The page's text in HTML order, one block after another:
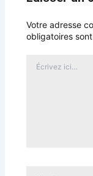
Votre adresse
obligatoires
ICI…